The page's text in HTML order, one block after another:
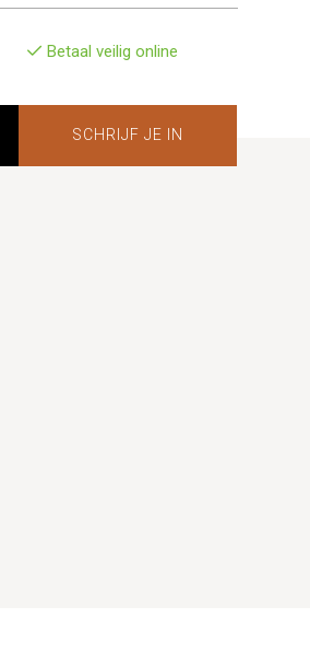
Betaal veilig online
SCHRIJF JE IN